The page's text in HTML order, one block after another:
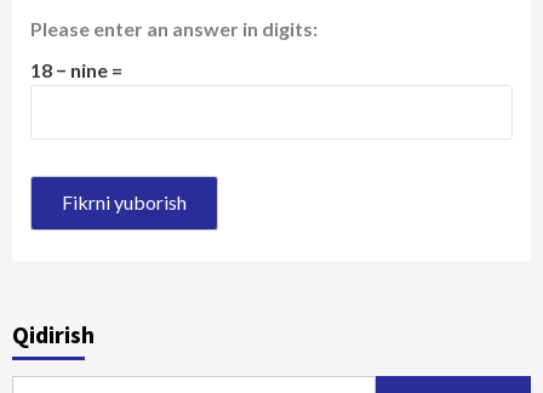
Please enter an answer in digits:
18 − nine =
Qidirish